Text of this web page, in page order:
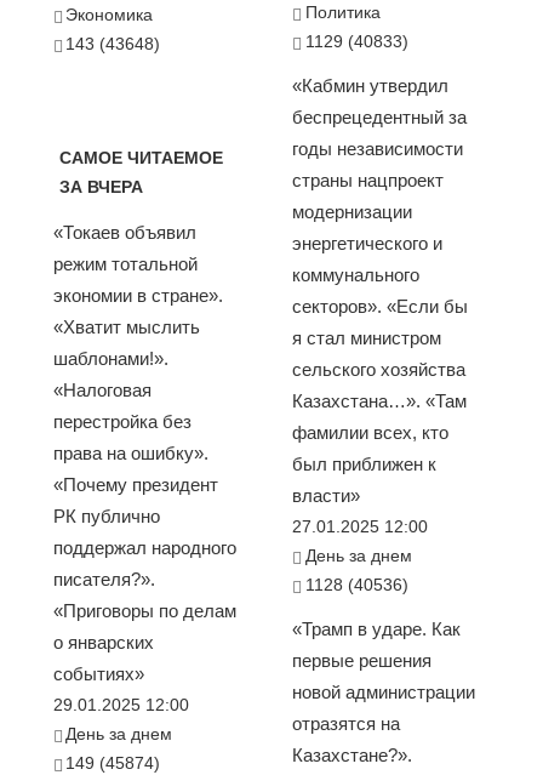
Экономика
143 (43648)
САМОЕ ЧИТАЕМОЕ
ЗА ВЧЕРА
«Токаев объявил
режим тотальной
экономии в стране».
«Хватит мыслить
шаблонами!».
«Налоговая
перестройка без
права на ошибку».
«Почему президент
РК публично
поддержал народного
писателя?».
«Приговоры по делам
о январских
событиях»
29.01.2025 12:00
День за днем
149 (45874)
Политика
1129 (40833)
«Кабмин утвердил
беспрецедентный за
годы независимости
страны нацпроект
модернизации
энергетического и
коммунального
секторов». «Если бы
я стал министром
сельского хозяйства
Казахстана…». «Там
фамилии всех, кто
был приближен к
власти»
27.01.2025 12:00
День за днем
1128 (40536)
«Трамп в ударе. Как
первые решения
новой администрации
отразятся на
Казахстане?».